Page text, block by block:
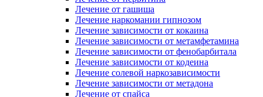
Лечение от гашиша
Лечение наркомании гипнозом
Лечение зависимости от кокаина
Лечение зависимости от метамфетамина
Лечение зависимости от фенобарбитала
Лечение зависимости от кодеина
Лечение солевой наркозависимости
Лечение зависимости от метадона
Лечение от спайса